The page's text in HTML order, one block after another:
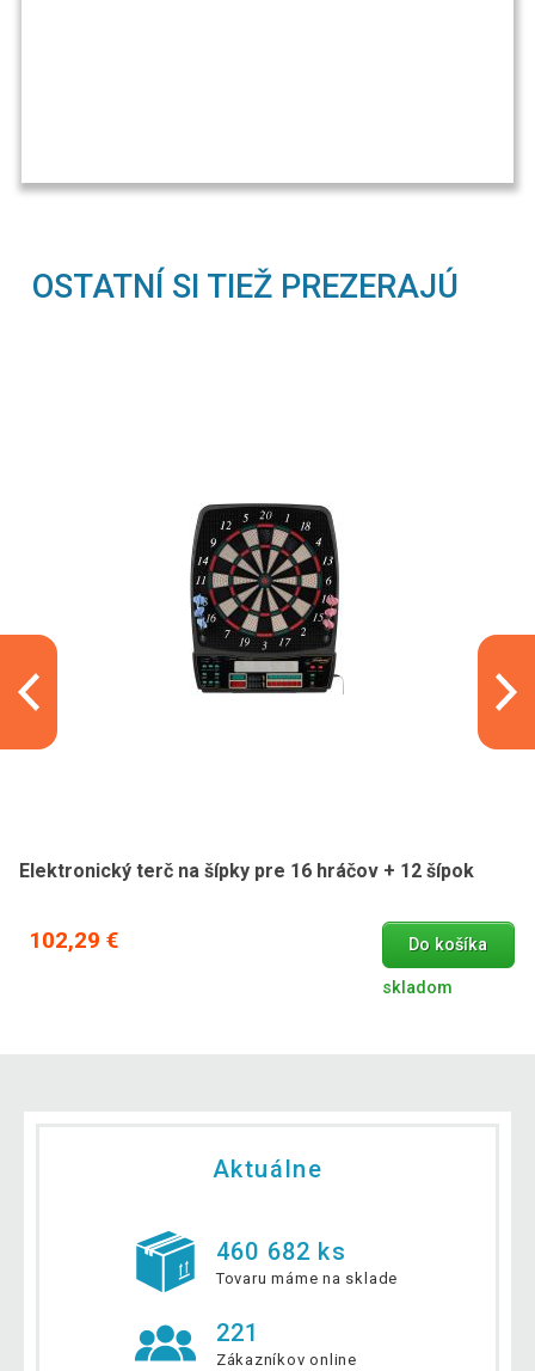
OSTATNÍ SI TIEŽ PREZERAJÚ
Elektronický terč na šípky pre 16 hráčov + 12 šípok
102,29 € Do košíka
skladom
Aktuálne
460 682 ks
Tovaru máme na sklade
221
Zákazníkov online